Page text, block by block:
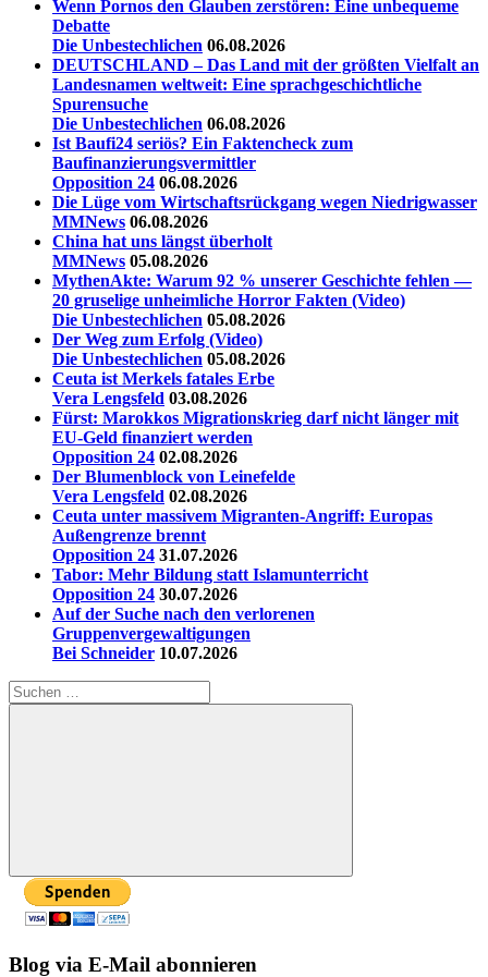
Wenn Pornos den Glauben zerstören: Eine unbequeme
Debatte
Die Unbestechlichen 06.08.2026
DEUTSCHLAND – Das Land mit der größten Vielfalt an
Landesnamen weltweit: Eine sprachgeschichtliche
Spurensuche
Die Unbestechlichen 06.08.2026
Ist Baufi24 seriös? Ein Faktencheck zum
Baufinanzierungsvermittler
Opposition 24 06.08.2026
Die Lüge vom Wirtschaftsrückgang wegen Niedrigwasser
MMNews 06.08.2026
China hat uns längst überholt
MMNews 05.08.2026
MythenAkte: Warum 92 % unserer Geschichte fehlen —
20 gruselige unheimliche Horror Fakten (Video)
Die Unbestechlichen 05.08.2026
Der Weg zum Erfolg (Video)
Die Unbestechlichen 05.08.2026
Ceuta ist Merkels fatales Erbe
Vera Lengsfeld 03.08.2026
Fürst: Marokkos Migrationskrieg darf nicht länger mit
EU-Geld finanziert werden
Opposition 24 02.08.2026
Der Blumenblock von Leinefelde
Vera Lengsfeld 02.08.2026
Ceuta unter massivem Migranten-Angriff: Europas
Außengrenze brennt
Opposition 24 31.07.2026
Tabor: Mehr Bildung statt Islamunterricht
Opposition 24 30.07.2026
Auf der Suche nach den verlorenen
Gruppenvergewaltigungen
Bei Schneider 10.07.2026
Suchen
nach:
Suchen
Blog via E-Mail abonnieren